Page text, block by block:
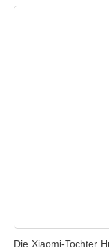
Die Xiaomi-Tochter